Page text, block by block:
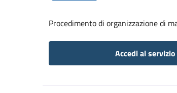
Procedimento di organizzazione di
Accedi al servizio